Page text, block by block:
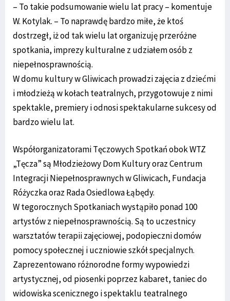
– To takie podsumowanie wielu lat pracy – komentuje
W. Kotylak. – To naprawdę bardzo miłe, że ktoś
dostrzegł, iż od tak wielu lat organizuję przeróżne
spotkania, imprezy kulturalne z udziałem osób z
niepełnosprawnością.
W domu kultury w Gliwicach prowadzi zajęcia z dziećmi
i młodzieżą w kołach teatralnych, przygotowuje z nimi
spektakle, premiery i odnosi spektakularne sukcesy od
bardzo wielu lat.
Współorganizatorami Tęczowych Spotkań obok WTZ
„Tęcza” są Młodzieżowy Dom Kultury oraz Centrum
Integracji Niepełnosprawnych w Gliwicach, Fundacja
Różyczka oraz Rada Osiedlowa Łąbędy.
W tegorocznych Spotkaniach wystąpiło ponad 100
artystów z niepełnosprawnością. Są to uczestnicy
warsztatów terapii zajęciowej, podopieczni domów
pomocy społecznej i uczniowie szkół specjalnych.
Zaprezentowano różnorodne formy wypowiedzi
artystycznej, od piosenki poprzez kabaret, taniec do
widowiska scenicznego i spektaklu teatralnego